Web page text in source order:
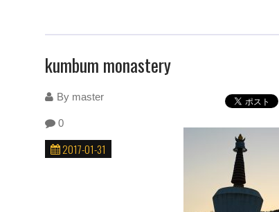
kumbum monastery
By master
0
2017-01-31